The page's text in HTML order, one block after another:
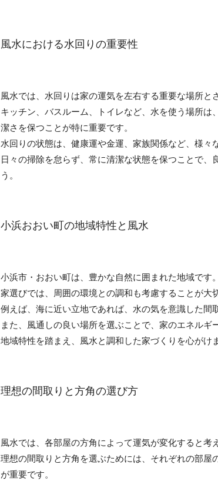
風水における水回りの重要性
風水では、水回りは家の運気を左右する重要な場所と
キッチン、バスルーム、トイレなど、水を使う場所
潔さを保つことが特に重要です。
水回りの状態は、健康運や金運、家族関係など、様々
日々の掃除を怠らず、常に清潔な状態を保つことで、
う。
小浜おおい町の地域特性と風水
小浜市・おおい町は、豊かな自然に囲まれた地域です。
家選びでは、周囲の環境との調和も考慮することが大
例えば、海に近い立地であれば、水の気を意識した間
また、風通しの良い場所を選ぶことで、家のエネルギ
地域特性を踏まえ、風水と調和した家づくりを心がけ
理想の間取りと方角の選び方
風水では、各部屋の方角によって運気が変化すると考
理想の間取りと方角を選ぶためには、それぞれの部屋
が重要です。